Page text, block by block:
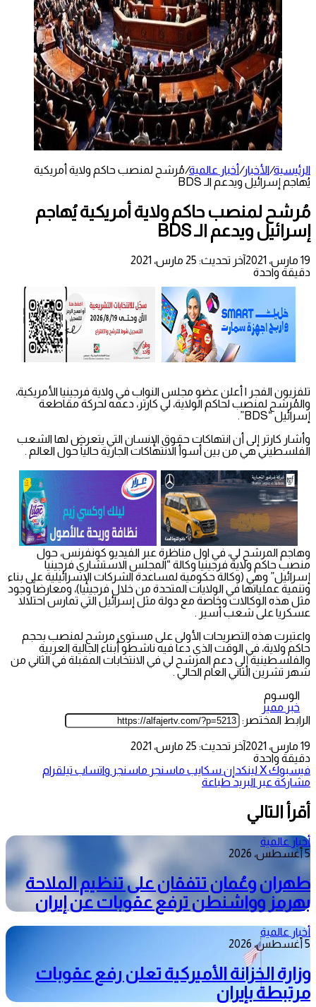
الرئيسية/الأخبار/أخبار عالمية/مُرشح لمنصب حاكم ولاية أمريكية
يُهاجم إسرائيل ويدعم الـ BDS
مُرشح لمنصب حاكم ولاية أمريكية يُهاجم
إسرائيل ويدعم الـ BDS
19 مارس، 2021
آخر تحديث: 25 مارس، 2021
دقيقة واحدة
تلفزيون الفجر | أعلن عضو مجلس النواب في ولاية فرجينيا الأمريكية،
والمُرشح لمنصب لحاكم الولاية، لي كارتر، دعمه لحركة مقاطعة
إسرائيل “BDS”.
وأشار كارتر إلى أن انتهاكات حقوق الإنسان التي يتعرض لها الشعب
الفلسطيني هي من بين أسوأ الانتهاكات الجارية حالياً حول العالم .
وهاجم المرشح لي، في اول مناظرة عبر الفيديو كونفرنس، حول
منصب حاكم ولاية فرجينيا وكالة “المجلس الاستشاري فرجينيا
إسرائيل” وهي (وكالة حكومية لمساعدة الشركات الإسرائيلية على بناء
وتنمية عملياتها في الولايات المتحدة من خلال فرجينيا)، ومعارضاً وجود
مثل هذه الوكالات وخاصة مع دولة مثل إسرائيل التي تمارس احتلالا
عسكريا على شعب أسير .
واعتبرت هذه التصريحات الأولى على مستوى مرشح لمنصب بحجم
حاكم ولاية، في الوقت الذي دعا فيه ناشطو أبناء الجالية العربية
والفلسطينية إلى دعم المرشح لي في الانتخابات المقبلة في الثاني من
شهر تشرين الثاني العام الحالي .
الوسوم
خبر مميز
الرابط المختصر:
19 مارس، 2021
آخر تحديث: 25 مارس، 2021
دقيقة واحدة
فيسبوك‫Xلينكدإن سكايب ماسنجر ماسنجر واتساب تيلقرام
مشاركة عبر البريد طباعة
أقرأ التالي
أخبار عالمية
5 أغسطس، 2026
طهران وعُمان تتفقان على تنظيم الملاحة
بهرمز وواشنطن ترفع عقوبات عن إيران
أخبار عالمية
5 أغسطس، 2026
وزارة الخزانة الأميركية تعلن رفع عقوبات
مرتبطة بإيران